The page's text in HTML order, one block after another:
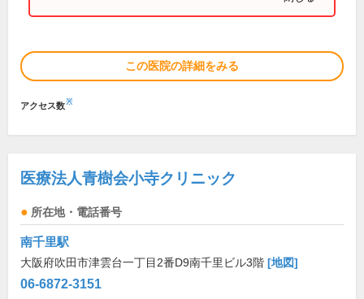
この医院の詳細をみる
アクセス数※
医療法人青樹会小寺クリニック
所在地・電話番号
南千里駅
大阪府吹田市津雲台一丁目2番D9南千里ビル3階 [地図]
06-6872-3151